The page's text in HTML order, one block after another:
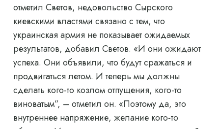
отметил Светов, недовольство Сырского
киевскими властями связано с тем, что
украинская армия не показывает ожидаемых
результатов, добавил Светов. «И они ожидают
успеха. Они объявили, что будут сражаться и
продвигаться летом. И теперь мы должны
сделать кого-то козлом отпущения, кого-то
виноватым”, – отметил он. «Поэтому да, это
внутреннее напряжение, желание кого-то